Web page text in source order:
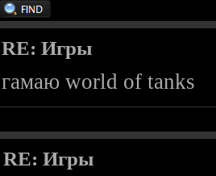
RE: Игры
гамаю world of tanks
RE: Игры